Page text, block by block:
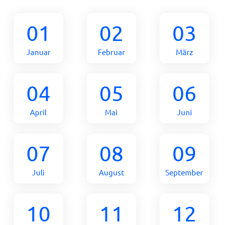
01
Januar
02
Februar
03
März
04
April
05
Mai
06
Juni
07
Juli
08
August
09
September
10 11 12